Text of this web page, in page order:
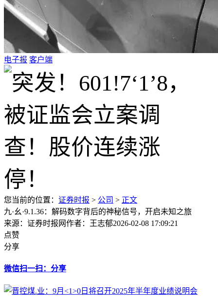
电子报 客户端
您当前的位置： 证券时报 > 公司 > 正文
九·幺·9.1.36：解码数字背后的神秘信号，开启未知之旅
来源：证券时报网作者：王志郁2026-02-08 17:09:21
点赞
分享
微信扫一扫：分享